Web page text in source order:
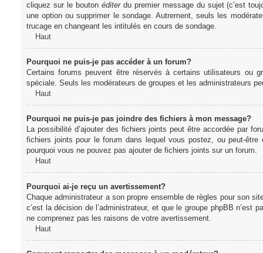
cliquez sur le bouton éditerdu premier message du sujet (c’est
une option ou supprimer le sondage. Autrement, seuls les
trucage en changeant les intitulés en cours de sondage.
Haut
Pourquoi ne puis-je pas accéder à un forum?
Certains forums peuvent être réservés à certains utilisateurs ou
spéciale. Seuls les modérateurs de groupes et les administrateurs
Haut
Pourquoi ne puis-je pas joindre des fichiers à mon message?
La possibilité d’ajouter des fichiers joints peut être accordée par
fichiers joints pour le forum dans lequel vous postez, ou peut-
pourquoi vous ne pouvez pas ajouter de fichiers joints sur un forum.
Haut
Pourquoi ai-je reçu un avertissement?
Chaque administrateur a son propre ensemble de règles pour son
c’est la décision de l’administrateur, et que le groupe phpBB n’est
ne comprenez pas les raisons de votre avertissement.
Haut